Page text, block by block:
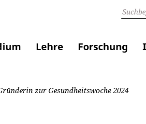
Lehre Forschung
zur Gesundheitswoche 2024